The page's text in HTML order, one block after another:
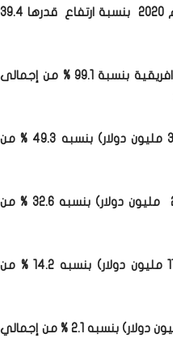
عام 2021 مقابل 562 مليون دولار عام 2020 بنسبة ارتفاع قدرها 39.4
وتركزت أعلى القيم فى خمس دول افريقية بنسبة 99.1 % من إجمالى
1- السودان: بلغت قيمة الواردات (386 مليون دولار) بنسبه 49.3 % من
2- كينيا : بلغت قيمة الواردات (255 مليون دولار) بنسبه 32.6 % من
3- الكونغو: بلغت قيمة الواردات (111 مليون دولار) بنسبه 14.2 % من
4- أوغندا :بلغت قيمة الواردات (16 مليون دولار) بنسبه 2.1 % من إجمالي